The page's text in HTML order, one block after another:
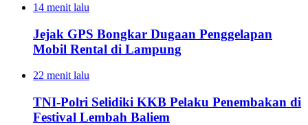
14 menit lalu
Jejak GPS Bongkar Dugaan Penggelapan
Mobil Rental di Lampung
22 menit lalu
TNI-Polri Selidiki KKB Pelaku Penembakan di
Festival Lembah Baliem